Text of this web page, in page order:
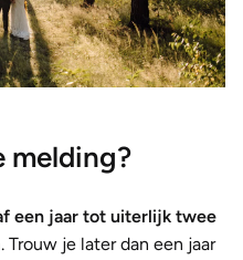
melding?
een jaar tot uiterlijk twee
je later dan een jaar